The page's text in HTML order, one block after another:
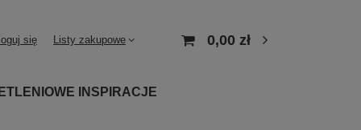
się Listy zakupowe 0,00 zł
INSPIRACJE